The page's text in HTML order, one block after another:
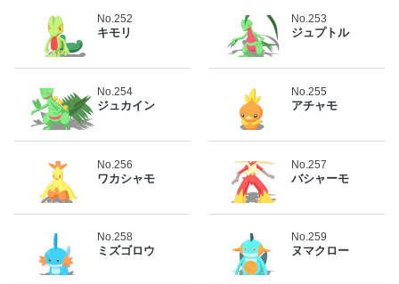
No.252
キモリ
No.253
ジュプトル
No.254
ジュカイン
No.255
アチャモ
No.256
ワカシャモ
No.257
バシャーモ
No.258
ミズゴロウ
No.259
ヌマクロー